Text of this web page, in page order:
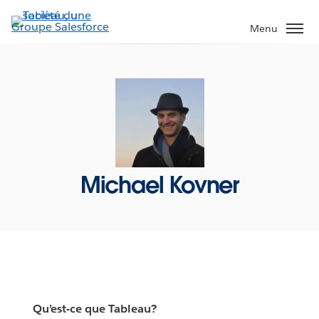
Aller
au
Menu
Michael Kovner
Qu’est-ce que Tableau?